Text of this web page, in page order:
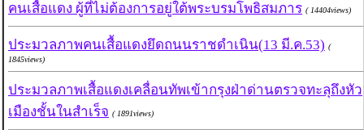
คนเสื้อแดง ผู้ที่ไม่ต้องการอยู่ใต้พระบรมโพธิสมภาร ( 14404views)
ประมวลภาพคนเสื้อแดงยึดถนนราชดำเนิน(13 มี.ค.53) (
1845views)
ประมวลภาพเสื้อแดงเคลื่อนทัพเข้ากรุงฝ่าด่านตรวจทะลุถึงหัว
เมืองชั้นในสำเร็จ ( 1891views)